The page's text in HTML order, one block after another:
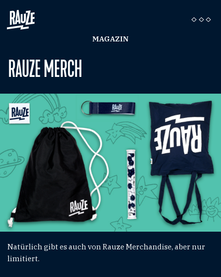
MAGAZIN
RAUZE MERCH
Natürlich gibt es auch von Rauze Merchandise, aber nur
limitiert.